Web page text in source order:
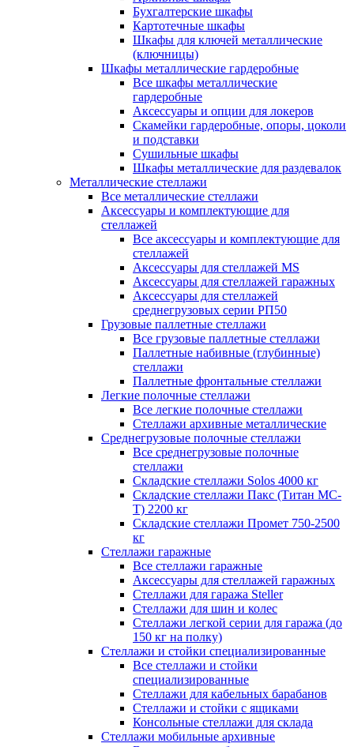
Бухгалтерские шкафы
Картотечные шкафы
Шкафы для ключей металлические
(ключницы)
Шкафы металлические гардеробные
Все шкафы металлические
гардеробные
Аксессуары и опции для локеров
Скамейки гардеробные, опоры, цоколи
и подставки
Сушильные шкафы
Шкафы металлические для раздевалок
Металлические стеллажи
Все металлические стеллажи
Аксессуары и комплектующие для
стеллажей
Все аксессуары и комплектующие для
стеллажей
Аксессуары для стеллажей MS
Аксессуары для стеллажей гаражных
Аксессуары для стеллажей
среднегрузовых серии РП50
Грузовые паллетные стеллажи
Все грузовые паллетные стеллажи
Паллетные набивные (глубинные)
стеллажи
Паллетные фронтальные стеллажи
Легкие полочные стеллажи
Все легкие полочные стеллажи
Стеллажи архивные металлические
Среднегрузовые полочные стеллажи
Все среднегрузовые полочные
стеллажи
Складские стеллажи Solos 4000 кг
Складские стеллажи Пакс (Титан МС-
Т) 2200 кг
Складские стеллажи Промет 750-2500
кг
Стеллажи гаражные
Все стеллажи гаражные
Аксессуары для стеллажей гаражных
Стеллажи для гаража Steller
Стеллажи для шин и колес
Стеллажи легкой серии для гаража (до
150 кг на полку)
Стеллажи и стойки специализированные
Все стеллажи и стойки
специализированные
Стеллажи для кабельных барабанов
Стеллажи и стойки с ящиками
Консольные стеллажи для склада
Стеллажи мобильные архивные